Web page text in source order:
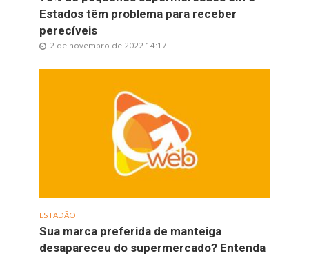
Estados têm problema para receber
perecíveis
2 de novembro de 2022 14:17
ESTADÃO
Sua marca preferida de manteiga
desapareceu do supermercado? Entenda